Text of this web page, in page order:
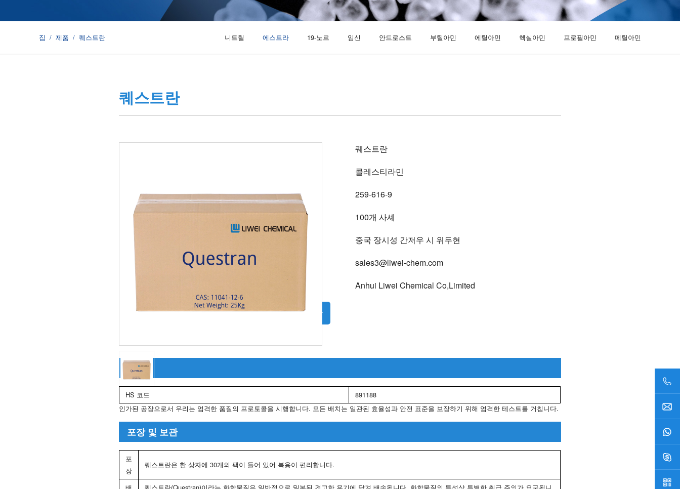
집 / 제품 / 퀘스트란 니트릴 에스트라 19-노르 임신 안드로스트 부틸아민 에틸아민 헥실아민 프로필아민 메틸아민
퀘스트란
퀘스트란
콜레스티라민
아이넥스
259-616-9
최소 주문
100개 사셰
공장 부지
중국 장시성 간저우 시 위두현
가격 문의
sales3@liwei-chem.com
Anhui Liwei Chemical Co,Limited
지금 연락
사양
HS 코드
891188
인가된 공장으로서 우리는 엄격한 품질의 프로토콜을 시행합니다. 모든 배치는 일관된 효율성과 안전 표준을 보장하기 위해 엄격한 테스트를 거칩니다.
포장 및 보관
포
장
퀘스트란은 한 상자에 30개의 팩이 들어 있어 복용이 편리합니다.
배
퀘스트란(Questran)이라는 화학물질은 일반적으로 밀봉된 견고한 용기에 담겨 배송됩니다. 화학물질의 특성상 특별한 취급 주의가 요구됩니